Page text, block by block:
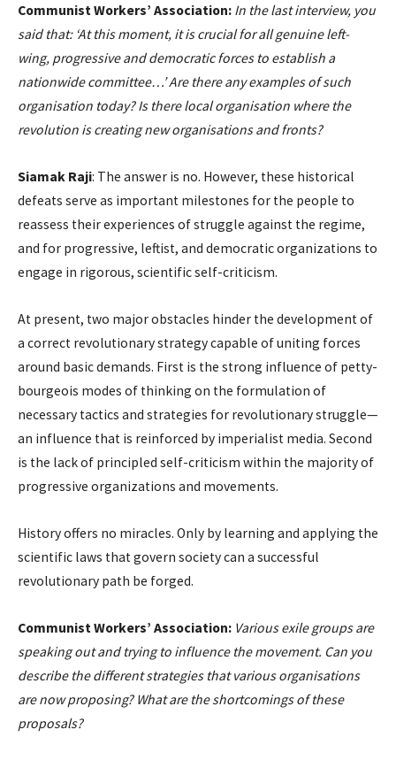
Communist Workers’ Association: In the last interview, you
said that: ‘At this moment, it is crucial for all genuine left-
wing, progressive and democratic forces to establish a
nationwide committee…’ Are there any examples of such
organisation today? Is there local organisation where the
revolution is creating new organisations and fronts?
Siamak Raji: The answer is no. However, these historical
defeats serve as important milestones for the people to
reassess their experiences of struggle against the regime,
and for progressive, leftist, and democratic organizations to
engage in rigorous, scientific self-criticism.
At present, two major obstacles hinder the development of
a correct revolutionary strategy capable of uniting forces
around basic demands. First is the strong influence of petty-
bourgeois modes of thinking on the formulation of
necessary tactics and strategies for revolutionary struggle—
an influence that is reinforced by imperialist media. Second
is the lack of principled self-criticism within the majority of
progressive organizations and movements.
History offers no miracles. Only by learning and applying the
scientific laws that govern society can a successful
revolutionary path be forged.
Communist Workers’ Association: Various exile groups are
speaking out and trying to influence the movement. Can you
describe the different strategies that various organisations
are now proposing? What are the shortcomings of these
proposals?